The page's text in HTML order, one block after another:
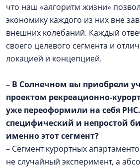
что наш «алгоритм жизни»
экономику каждого из них вне
внешних колебаний. Каждый
своего целевого сегмента и
локацией и концепцией.
– В Солнечном вы приобрели
проектом рекреационно-
уже переоформили на себя
специфический и непростой
именно этот сегмент?
– Сегмент курортных
не случайный эксперимент, а